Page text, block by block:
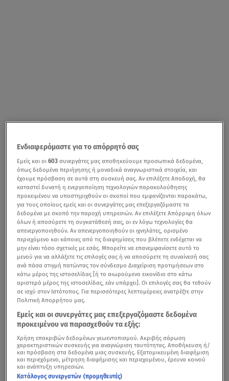
Η εξομολόγηση της Κατερίνας Τσάβαλου στο Breakfast@Star για το
Ενδιαφερόμαστε για το απόρρητό σας
Εμείς και οι603 συνεργάτες μας αποθηκεύουμε προσωπικά δεδομένα,
όπως δεδομένα περιήγησης ή μοναδικά αναγνωριστικά στοιχεία, και
έχουμε πρόσβαση σε αυτά στη συσκευή σας. Αν επιλέξετε Αποδοχή, θα
καταστεί δυνατή η ενεργοποίηση τεχνολογιών παρακολούθησης
προκειμένου να υποστηριχθούν οι σκοποί που εμφανίζονται παρακάτω,
για τους οποίους εμείς και οι συνεργάτες μας επεξεργαζόμαστε τα
δεδομένα με σκοπό την παροχή υπηρεσιών. Αν επιλέξετε Απόρριψη όλων
όλων ή αποσύρετε τη συγκατάθεσή σας, οι εν λόγω τεχνολογίες θα
απενεργοποιηθούν. Αν απενεργοποιηθούν οι ιχνηλάτες, ορισμένο
περιεχόμενο και κάποιες από τις διαφημίσεις που βλέπετε ενδέχεται να
μην είναι τόσο σχετικές με εσάς. Μπορείτε να επανεμφανίσετε αυτό το
μενού για να αλλάξετε τις επιλογές σας ή να αποσύρετε τη συναίνεσή σας
ανά πάσα στιγμή πατώντας τον σύνδεσμο Διαχείριση προτιμήσεων στο
κάτω μέρος της ιστοσελίδας [ή το αιωρούμενο εικονίδιο στο κάτω
αριστερό μέρος της ιστοσελίδας, εάν υπάρχει]. Οι επιλογές σας θα τεθούν
σε ισχύ στον Ιστότοπος. Για περισσότερες λεπτομέρειες ανατρέξτε στην
Πολιτική Απορρήτου μας.
Εμείς και οι συνεργάτες μας επεξεργαζόμαστε δεδομένα
προκειμένου να παρασχεθούν τα εξής:
Χρήση επακριβών δεδομένων γεωεντοπισμού. Ακριβής σάρωση
χαρακτηριστικών συσκευής για αναγνώριση ταυτότητας. Αποθήκευση ή/
και πρόσβαση στα δεδομένα μιας συσκευής. Εξατομικευμένη διαφήμιση
και περιεχόμενο, μέτρηση διαφήμισης και περιεχομένου, έρευνα κοινού
και ανάπτυξη υπηρεσιών.
Κατάλογος συνεργατών (προμηθευτές)